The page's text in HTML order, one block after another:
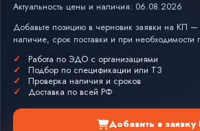
Актуальность цены и наличия: 06.08.2026
Добавьте позицию в черновик заявки на КП
наличие, срок поставки и при необходимости
Работа по ЭДО с организациями
Подбор по спецификации или ТЗ
Проверка наличия и сроков
Доставка по всей РФ
Добавить в заявку